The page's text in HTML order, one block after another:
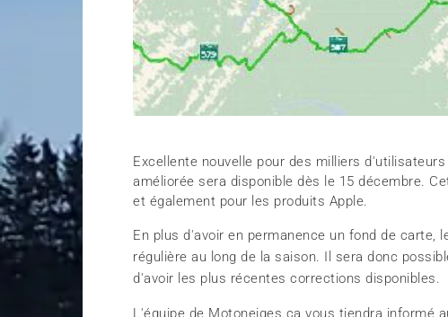
Excellente nouvelle pour des milliers
améliorée sera disponible dès le 15 décembre.
et également pour les produits Apple.
En plus d'avoir en permanence un fond de
régulière au long de la saison. Il sera donc
d'avoir les plus récentes corrections disponibles.
L'équipe de Motoneiges.ca vous tiendra informé